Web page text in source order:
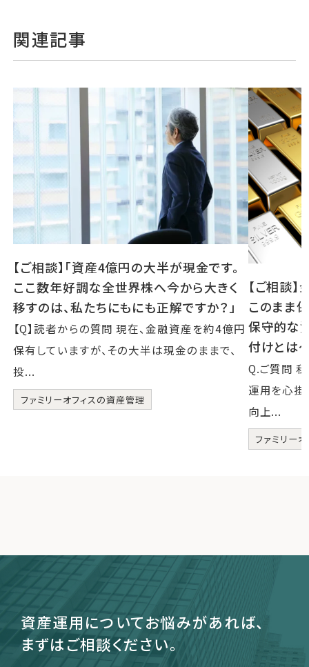
関連記事
【ご相談】「資産4億円の大半が現金です。
ここ数年好調な全世界株へ今から大きく
移すのは、私たちにもにも正解ですか？」
【Q】読者からの質問 現在、金融資産を約4億円
保有していますが、その大半は現金のままで、
投...
ファミリーオフィスの資産管理
【ご相談
このまま
保守的な
付けとは
Q.ご質問
運用を心掛
向上...
ファミリー
資産運用についてお悩みがあれば、
まずはご相談ください。